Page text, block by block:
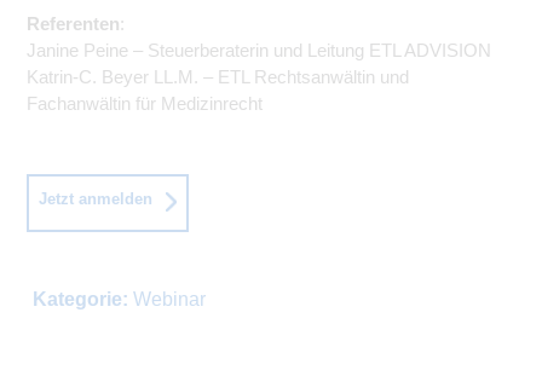
Referenten:
Janine Peine – Steuerberaterin und Leitung ETL ADVISION
Katrin-C. Beyer LL.M. – ETL Rechtsanwältin und
Fachanwältin für Medizinrecht
Jetzt anmelden
Kategorie: Webinar